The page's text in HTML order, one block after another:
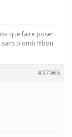
que faire poser
plomb !!!bon
#37966